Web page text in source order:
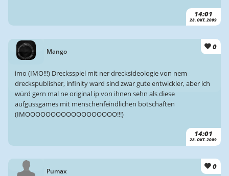
14:01
28. OKT. 2009
Mango
0
14:01
28. OKT. 2009
imo (IMO!!!) Drecksspiel mit ner drecksideologie von nem
dreckspublisher, infinity ward sind zwar gute entwickler, aber ich
würd gern mal ne original ip von ihnen sehn als diese
aufgussgames mit menschenfeindlichen botschaften
(IMOOOOOOOOOOOOOOOOOO!!!)
Pumax 0